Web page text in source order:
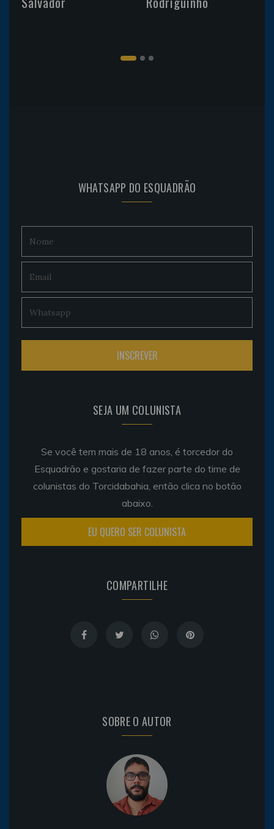
WHATSAPP DO ESQUADRÃO
SEJA UM COLUNISTA
Se você tem mais de 18 anos, é torcedor do
Esquadrão e gostaria de fazer parte do time de
colunistas do Torcidabahia, então clica no botão
abaixo.
EU QUERO SER COLUNISTA
COMPARTILHE
SOBRE O AUTOR